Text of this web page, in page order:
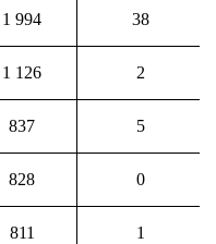
1 994 38
1 126 2
837 5
828 0
811 1